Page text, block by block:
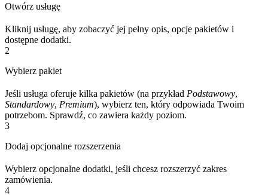
Otwórz usługę
Kliknij usługę, aby zobaczyć jej pełny opis, opcje pakietów i
dostępne dodatki.
2
Wybierz pakiet
Jeśli usługa oferuje kilka pakietów (na przykład Podstawowy,
Standardowy, Premium), wybierz ten, który odpowiada Twoim
potrzebom. Sprawdź, co zawiera każdy poziom.
3
Dodaj opcjonalne rozszerzenia
Wybierz opcjonalne dodatki, jeśli chcesz rozszerzyć zakres
zamówienia.
4